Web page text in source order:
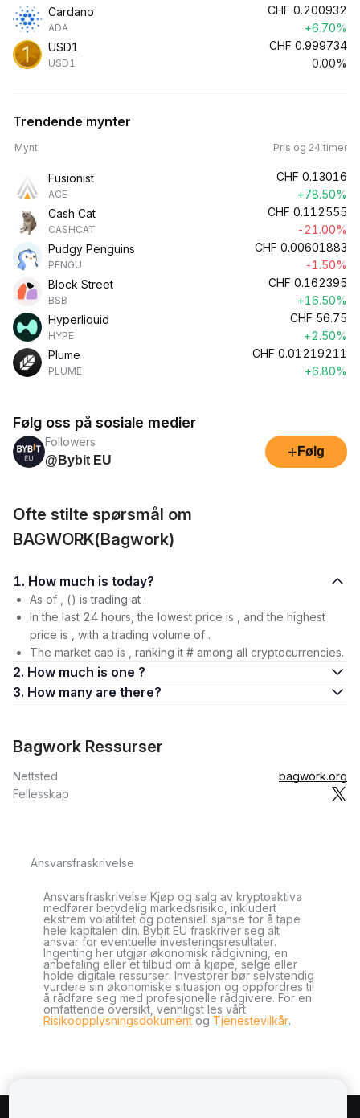
Cardano
ADA
CHF 0.200932
+6.70%
USD1
USD1
CHF 0.999734
0.00%
Trendende mynter
Mynt Pris og 24 timer
Fusionist
ACE
CHF 0.13016
+78.50%
Cash Cat
CASHCAT
CHF 0.112555
-21.00%
Pudgy Penguins
PENGU
CHF 0.00601883
-1.50%
Block Street
BSB
CHF 0.162395
+16.50%
Hyperliquid
HYPE
CHF 56.75
+2.50%
Plume
PLUME
CHF 0.01219211
+6.80%
Følg oss på sosiale medier
Followers
@Bybit EU
+ Følg
Ofte stilte spørsmål om
BAGWORK(Bagwork)
1. How much is today?
As of , () is trading at .
In the last 24 hours, the lowest price is , and the highest
price is , with a trading volume of .
The market cap is , ranking it # among all cryptocurrencies.
2. How much is one ?
3. How many are there?
Bagwork Ressurser
Nettsted
bagwork.org
Fellesskap
Ansvarsfraskrivelse
Ansvarsfraskrivelse Kjøp og salg av kryptoaktiva
medfører betydelig markedsrisiko, inkludert
ekstrem volatilitet og potensiell sjanse for å tape
hele kapitalen din. Bybit EU fraskriver seg alt
ansvar for eventuelle investeringsresultater.
Ingenting her utgjør økonomisk rådgivning, en
anbefaling eller et tilbud om å kjøpe, selge eller
holde digitale ressurser. Investorer bør selvstendig
vurdere sin økonomiske situasjon og oppfordres til
å rådføre seg med profesjonelle rådgivere. For en
omfattende oversikt, vennligst les vårt
Risikoopplysningsdokumentog Tjenestevilkår.